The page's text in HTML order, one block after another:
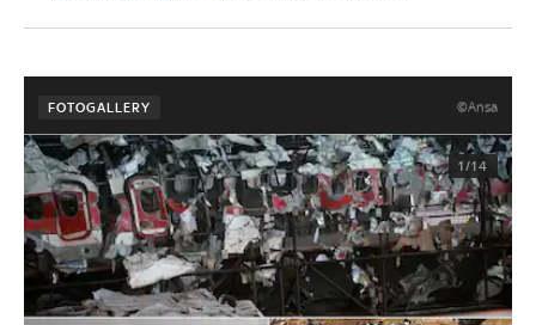
FOTOGALLERY ©Ansa
1/14